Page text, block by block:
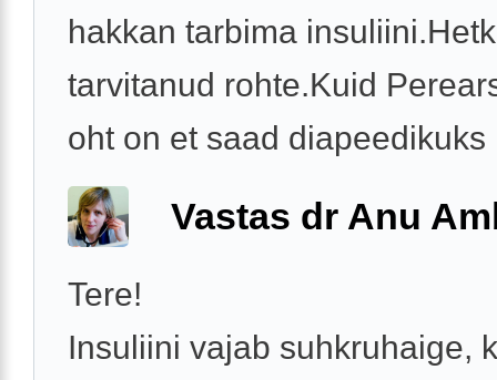
hakkan tarbima
tarvitanud rohte.Kuid
oht on et saad diapeedikuks
Vastas dr Anu
Tere!
Insuliini vajab suhkruhaige,